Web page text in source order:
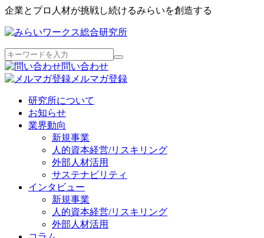
企業とプロ人材が挑戦し続けるみらいを創造する
問い合わせ
メルマガ登録
研究所について
お知らせ
業界動向
新規事業
人的資本経営/リスキリング
外部人材活用
サステナビリティ
インタビュー
新規事業
人的資本経営/リスキリング
外部人材活用